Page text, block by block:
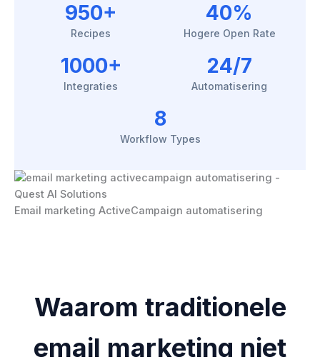
950+
Recipes
40%
Hogere Open Rate
1000+
Integraties
24/7
Automatisering
8
Workflow Types
Email marketing ActiveCampaign automatisering
Waarom traditionele
email marketing niet